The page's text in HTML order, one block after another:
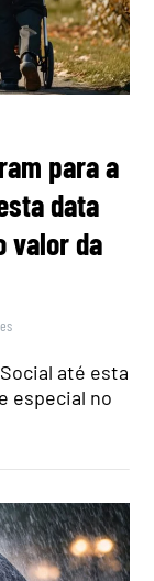
para a
data
valor da
até esta
especial no